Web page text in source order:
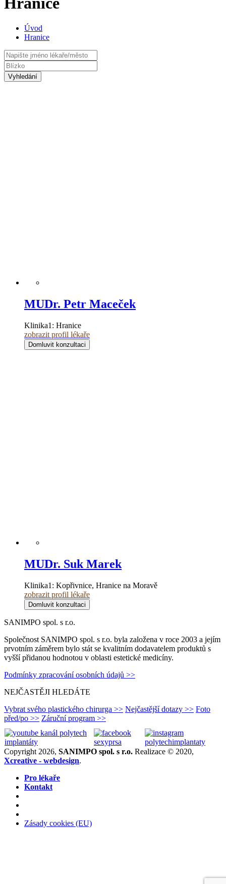
Úvod
Hranice
Vyhledání
MUDr. Petr Maceček
Klinika1: Hranice
zobrazit profil lékaře
Domluvit konzultaci
MUDr. Suk Marek
Klinika1: Kopřivnice, Hranice na Moravě
zobrazit profil lékaře
Domluvit konzultaci
SANIMPO spol. s r.o.
Společnost SANIMPO spol. s r.o. byla založena v roce 2003 a jejím
prvotním záměrem bylo stát se kvalitním dodavatelem produktů s
vyšší přidanou hodnotou v oblasti estetické medicíny.
Podmínky zpracování osobních údajů >>
NEJČASTĚJI HLEDÁTE
Vybrat svého plastického chirurga >> Nejčastější dotazy >> Foto
před/po >> Záruční program >>
Copyright 2026, SANIMPO spol. s r.o. Realizace © 2020,
Xcreative - webdesign.
Pro lékaře
Kontakt
Zásady cookies (EU)